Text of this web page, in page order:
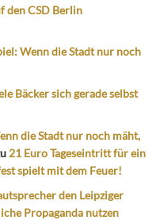
den CSD Berlin
Wenn die Stadt nur noch
Bäcker sich gerade selbst
die Stadt nur noch mäht,
21 Euro Tageseintritt für ein
spielt mit dem Feuer!
den Leipziger
Propaganda nutzen